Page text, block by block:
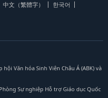
中文（繁體字）
한국어
Văn hóa Sinh Viên Châu Á (ABK) và
Sự nghiệp Hỗ trợ Giáo dục Quốc